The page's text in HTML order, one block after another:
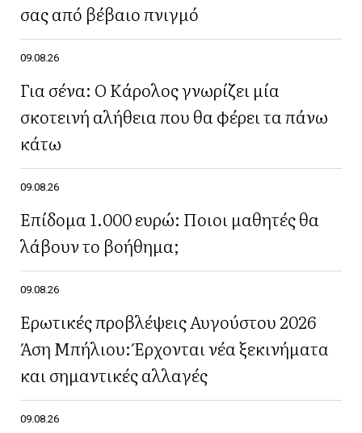
σας από βέβαιο πνιγμό
09.08.26
Για σένα: Ο Κάρολος γνωρίζει μία
σκοτεινή αλήθεια που θα φέρει τα πάνω
κάτω
09.08.26
Επίδομα 1.000 ευρώ: Ποιοι μαθητές θα
λάβουν το βοήθημα;
09.08.26
Ερωτικές προβλέψεις Αυγούστου 2026
Άση Μπήλιου: Έρχονται νέα ξεκινήματα
και σημαντικές αλλαγές
09.08.26